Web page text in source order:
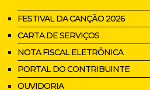
FESTIVAL DA CANÇÃO 2026
CARTA DE SERVIÇOS
NOTA FISCAL ELETRÔNICA
PORTAL DO CONTRIBUINTE
OUVIDORIA